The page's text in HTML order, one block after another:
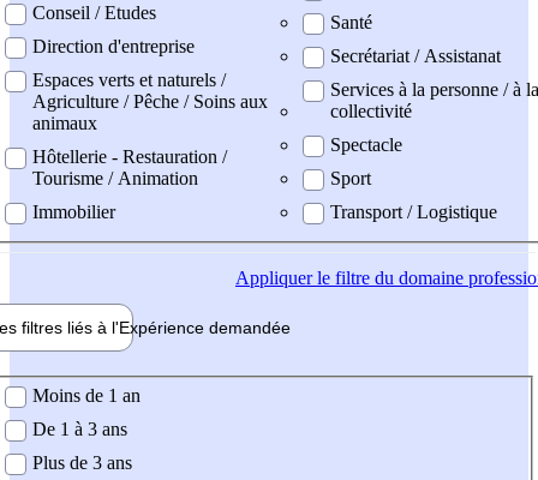
Conseil / Etudes
Direction d'entreprise
Espaces verts et naturels /
Agriculture / Pêche / Soins aux
animaux
Hôtellerie - Restauration /
Tourisme / Animation
Immobilier
Santé
Secrétariat / Assistanat
Services à la personne / à la
collectivité
Spectacle
Sport
Transport / Logistique
Appliquerle filtre du domaine
filtres liés à l'Expérience demandée
demandée
Moins de 1 an
De 1 à 3 ans
Plus de 3 ans